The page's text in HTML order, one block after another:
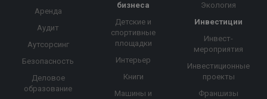
Аренда
Аудит
Аутсорсинг
Безопасность
Деловое
образование
бизнеса
Детские и
спортивные
площадки
Интерьер
Книги
Машины и
Экология
Инвестиции
Инвест-
мероприятия
Инвестиционные
проекты
Франшизы